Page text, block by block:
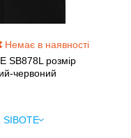
Немає в наявності
SB878L розмір
червоний